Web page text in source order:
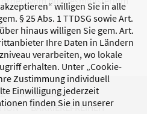
willigen Sie in alle
§ 25 Abs. 1 TTDSG sowie Art.
hinaus willigen Sie gem. Art.
Ihre Daten in Ländern
verarbeiten, wo lokale
erhalten. Unter „Cookie-
Zustimmung individuell
Einwilligung jederzeit
finden Sie in unserer
IMPRESSUM
BARRIEREFREIHEIT